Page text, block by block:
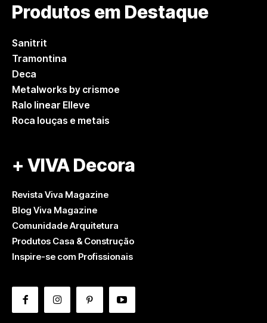
Produtos em Destaque
Sanitrit
Tramontina
Deca
Metalworks by crismoe
Ralo linear Elleve
Roca louças e metais
+ VIVA Decora
Revista Viva Magazine
Blog Viva Magazine
Comunidade Arquitetura
Produtos Casa & Construção
Inspire-se com Profissionais